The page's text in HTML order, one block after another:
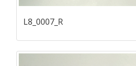
L8_0007_R